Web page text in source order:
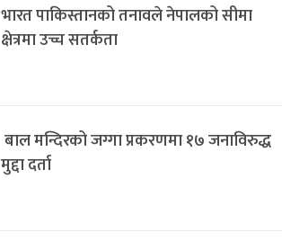
भारत पाकिस्तानको तनावले नेपालको सीमा
क्षेत्रमा उच्च सतर्कता
बाल मन्दिरको जग्गा प्रकरणमा १७ जनाविरुद्ध
मुद्दा दर्ता